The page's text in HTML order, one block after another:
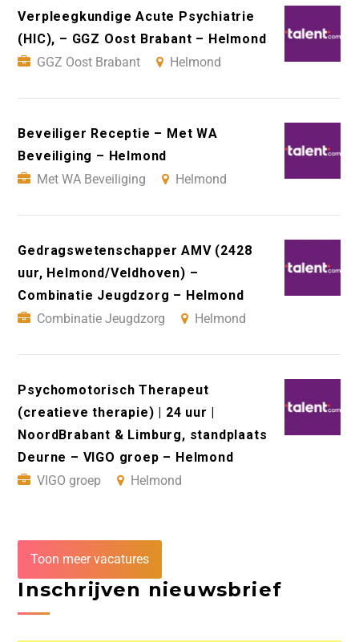
Verpleegkundige Acute Psychiatrie
(HIC), – GGZ Oost Brabant – Helmond
GGZ Oost Brabant
Helmond
Beveiliger Receptie – Met WA
Beveiliging – Helmond
Met WA Beveiliging
Helmond
Gedragswetenschapper AMV (2428
uur, Helmond/Veldhoven) –
Combinatie Jeugdzorg – Helmond
Combinatie Jeugdzorg
Helmond
Psychomotorisch Therapeut
(creatieve therapie) | 24 uur |
NoordBrabant & Limburg, standplaats
Deurne – VIGO groep – Helmond
VIGO groep
Helmond
Toon meer vacatures
Inschrijven nieuwsbrief